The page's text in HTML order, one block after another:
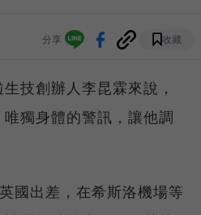
分享 收藏
技創辦人李昆霖來說，
獨身體的警訊，讓他調
國出差，在希斯洛機場等